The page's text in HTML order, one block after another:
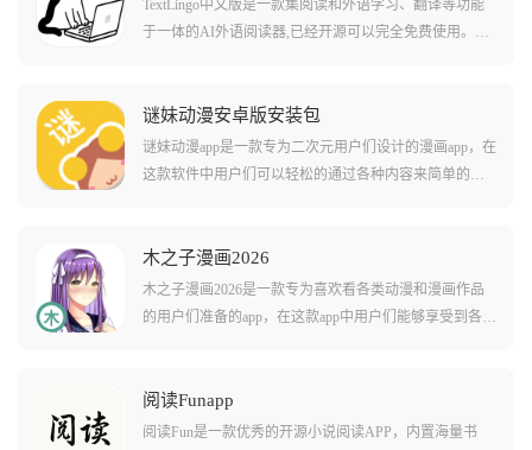
TextLingo中文版是一款集阅读和外语学习、翻译等功能
于一体的AI外语阅读器,已经开源可以完全免费使用。软
看小说边学外语的沉浸式阅读体验。TextLingo具有离线
学习、智能推送提醒、语言识别与发音、无缝同步等功
能,支持URL、Word、Markdown、PDF、SRT等不同格式,
谜妹动漫安卓版安装包
谜妹动漫app是一款专为二次元用户们设计的漫画app，在
这款软件中用户们可以轻松的通过各种内容来简单的自
功能，包括调节字体的大小颜色等等！在这款软件中还
有多种便捷的自动化能力，包括自动跳过片头片尾，自
动播放下一集等等，让您看剧不用伸手！
木之子漫画2026
木之子漫画2026是一款专为喜欢看各类动漫和漫画作品
的用户们准备的app，在这款app中用户们能够享受到各种
品都经过了汉化和中文字幕处理，让用户们看起来没有
任何难度。软件还会定期放出一些优质的动漫作品合
阅读Funapp
阅读Fun是一款优秀的开源小说阅读APP，内置海量书